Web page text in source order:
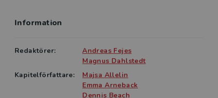
discipliner verksamma inom det breda
utbildningslandskapet är ambitionen att stimulera till
en skoldebatt som är förankrad i aktuell forskning om
skola och utbildning. Perspektiv på skolans problem
vänder sig till studerande inom lärarutbildningens
olika inriktningar, verksamma inom
Information
Redaktörer:
Andreas Fejes
Magnus Dahlstedt
Kapitelförfattare:
Majsa Allelin
Emma Arneback
Dennis Beach